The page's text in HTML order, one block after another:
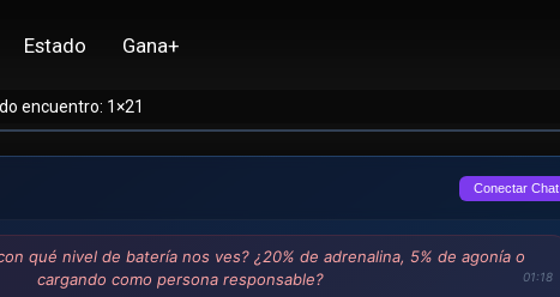
Estado Gana+
encuentro: 1×21
Conectar Chat
qué nivel de batería nos ves? ¿20% de adrenalina, 5% de agonía o
cargando como persona responsable?
01:18